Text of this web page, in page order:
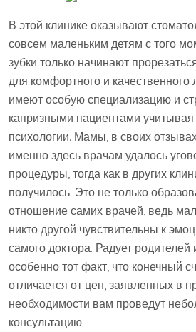
В этой клинике оказывают
совсем маленьким детям с того
зубки только начинают
для комфортного и качественного
имеют особую специализацию и
капризными пациентами учитывая
психологии. Мамы, в своих
именно здесь врачам удалось
процедуры, тогда как в других
получилось. Это не только
отношение самих врачей, ведь
никто другой чувствительны к
самого доктора. Радует родителей
особенно тот факт, что конечный
отличается от цен, заявленных в
необходимости вам проведут
консультацию.